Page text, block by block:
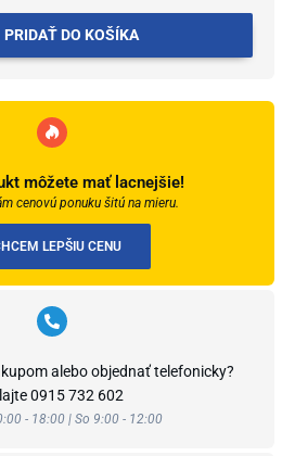
PRIDAŤ DO KOŠÍKA
môžete mať lacnejšie!
cenovú ponuku šitú na mieru.
LEPŠIU CENU
alebo objednať telefonicky?
0915 732 602
- 18:00 | So 9:00 - 12:00